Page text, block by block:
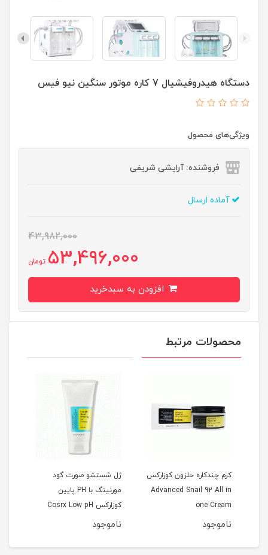
دستگاه هیدروفیشیال 7 کاره موتور سنگین نیو فیس
ویژگی‌های محصول
فروشنده: آرایشی شریفی
آماده ارسال
43,982,000
53,496,000 تومان
محصولات مرتبط
کرم چندکاره حلزون کوزارکس
Advanced Snail 92 All in
one Cream
ناموجود
ژل شستشو صورت گود
مورنینگ با PH پایین
کوزارکس Cosrx Low pH
Good Morning Gel
ناموجود